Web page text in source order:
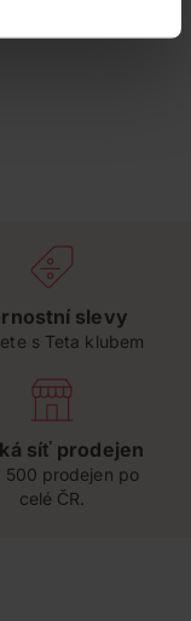
slevy
s Teta klubem
síť prodejen
500 prodejen po
celé ČR.